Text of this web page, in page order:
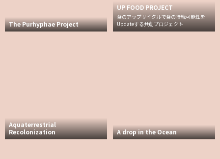
The Purhyphae Project
UP FOOD PROJECT
食のアップサイクルで食の持続可能性を
Updateする共創プロジェクト
Aquaterrestrial
Recolonization
A drop in the Ocean